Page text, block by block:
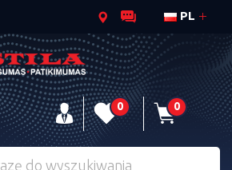
PL
0 0